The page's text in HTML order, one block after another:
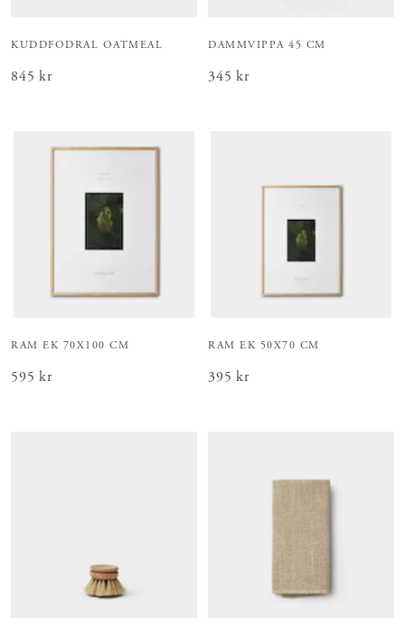
KUDDFODRAL OATMEAL
Pris :845 kr
845 kr
DAMMVIPPA 45 CM
Pris :345 kr
345 kr
RAM EK 70X100 CM
Pris :595 kr
595 kr
RAM EK 50X70 CM
Pris :395 kr
395 kr